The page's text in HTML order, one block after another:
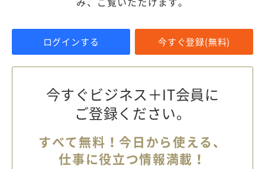
ログインする 今すぐ登録(無料)
今すぐビジネス＋IT会員に
ご登録ください。
すべて無料！今日から使える、
仕事に役立つ情報満載！